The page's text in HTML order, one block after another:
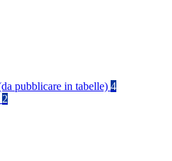
pubblicare in tabelle) 4
2